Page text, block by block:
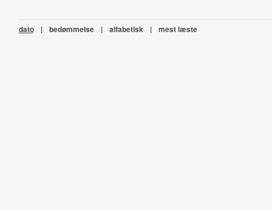
dato | bedømmelse | alfabetisk | mest læste